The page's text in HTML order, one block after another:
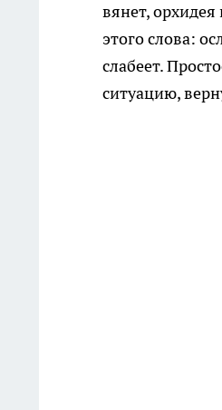
вянет,
этого слова:
слабеет.
ситуацию,